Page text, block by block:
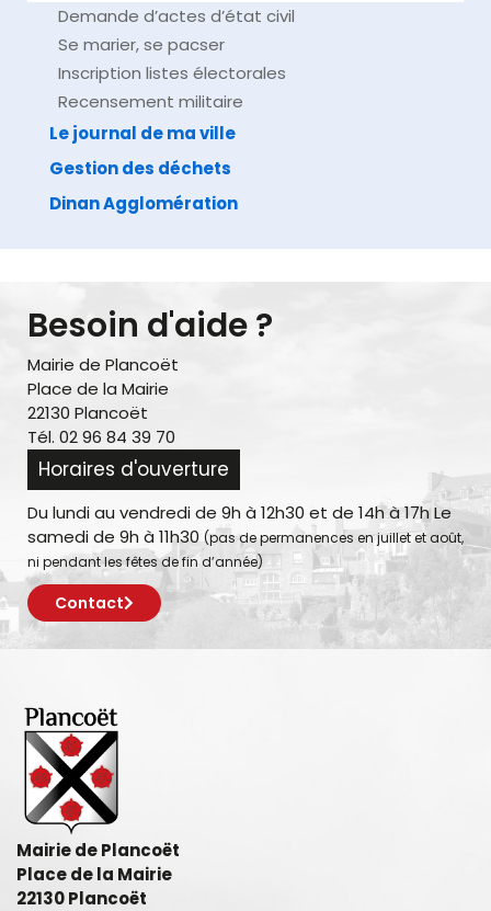
Demande d’actes d’état civil
Se marier, se pacser
Inscription listes électorales
Recensement militaire
Le journal de ma ville
Gestion des déchets
Dinan Agglomération
Besoin d'aide ?
Mairie de Plancoët
Place de la Mairie
22130 Plancoët
Tél. 02 96 84 39 70
Horaires d'ouverture
Du lundi au vendredi de 9h à 12h30 et de 14h à 17h Le
samedi de 9h à 11h30 (pas de permanences en juillet et août,
ni pendant les fêtes de fin d’année)
Contact
Mairie de Plancoët
Place de la Mairie
22130 Plancoët